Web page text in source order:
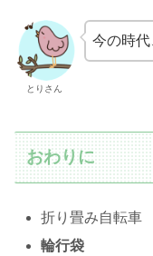
とりさん
今の時代
おわりに
折り畳み自転車
輪行袋